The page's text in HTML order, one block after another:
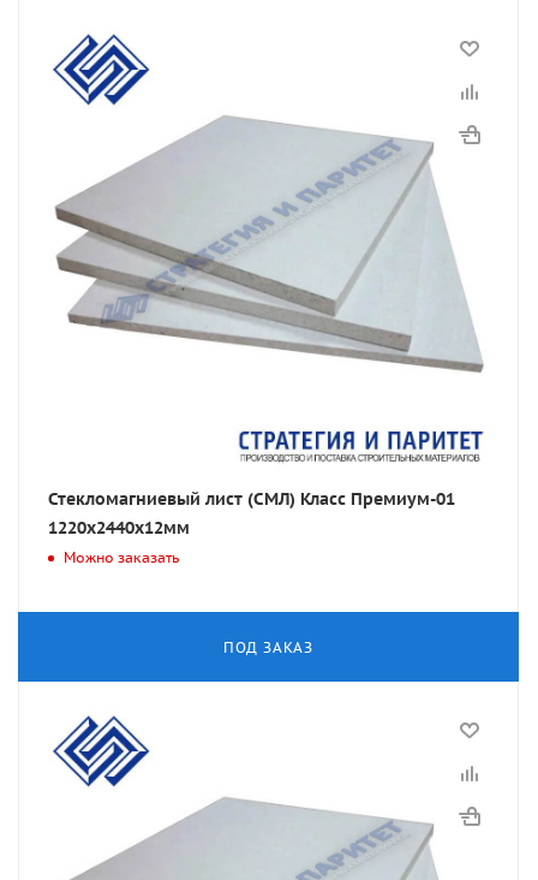
Стекломагниевый лист (СМЛ) Класс Премиум-01
1220х2440х12мм
Можно заказать
ПОД ЗАКАЗ